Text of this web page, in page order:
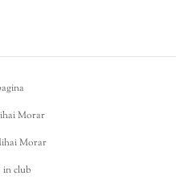
Morar
Morar
in club